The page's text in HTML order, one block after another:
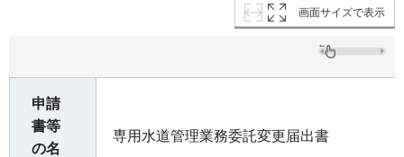
画面サイズで表示
申請
書等
の名
専用水道管理業務委託変更届出書